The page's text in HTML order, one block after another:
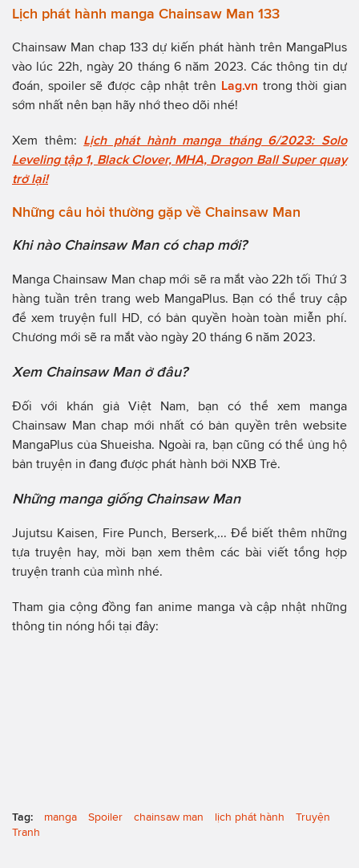
Lịch phát hành manga Chainsaw Man 133
Chainsaw Man chap 133 dự kiến phát hành trên MangaPlus
vào lúc 22h, ngày 20 tháng 6 năm 2023. Các thông tin dự
đoán, spoiler sẽ được cập nhật trên Lag.vn trong thời gian
sớm nhất nên bạn hãy nhớ theo dõi nhé!
Xem thêm: Lịch phát hành manga tháng 6/2023: Solo
Leveling tập 1, Black Clover, MHA, Dragon Ball Super quay
trở lại!
Những câu hỏi thường gặp về Chainsaw Man
Khi nào Chainsaw Man có chap mới?
Manga Chainsaw Man chap mới sẽ ra mắt vào 22h tối Thứ 3
hàng tuần trên trang web MangaPlus. Bạn có thể truy cập
để xem truyện full HD, có bản quyền hoàn toàn miễn phí.
Chương mới sẽ ra mắt vào ngày 20 tháng 6 năm 2023.
Xem Chainsaw Man ở đâu?
Đối với khán giả Việt Nam, bạn có thể xem manga
Chainsaw Man chap mới nhất có bản quyền trên website
MangaPlus của Shueisha. Ngoài ra, bạn cũng có thể ủng hộ
bản truyện in đang được phát hành bởi NXB Trẻ.
Những manga giống Chainsaw Man
Jujutsu Kaisen, Fire Punch, Berserk,... Để biết thêm những
tựa truyện hay, mời bạn xem thêm các bài viết tổng hợp
truyện tranh của mình nhé.
Tham gia cộng đồng fan anime manga và cập nhật những
thông tin nóng hổi tại đây:
Tag: manga Spoiler chainsaw man lịch phát hành
Truyện
Tranh